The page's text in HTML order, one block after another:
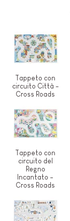
Tappeto con
circuito Città -
Cross Roads
Tappeto con
circuito del
Regno
Incantato -
Cross Roads